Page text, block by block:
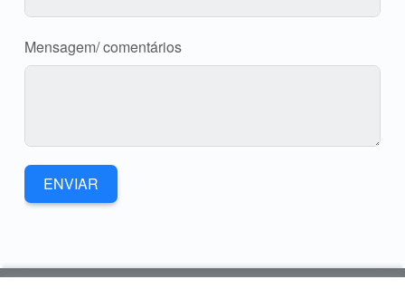
Mensagem/ comentários
ENVIAR
Skip back to main navigation